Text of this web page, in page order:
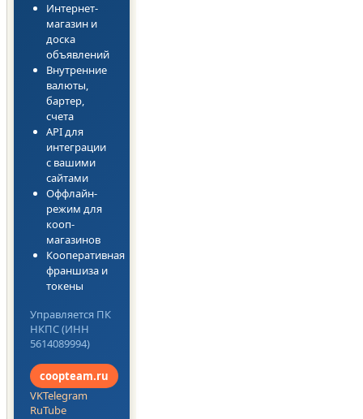
Интернет-
магазин и
доска
объявлений
Внутренние
валюты,
бартер,
счета
API для
интеграции
с вашими
сайтами
Оффлайн-
режим для
кооп-
магазинов
Кооперативная
франшиза и
токены
Управляется ПК
НКПС (ИНН
5614089994)
coopteam.ru
VKTelegram
RuTube